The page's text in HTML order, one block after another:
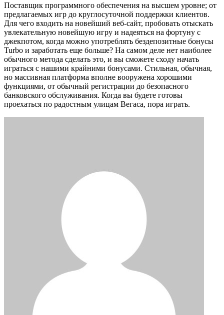
Поставщик программного обеспечения на высшем уровне; от
предлагаемых игр до круглосуточной поддержки клиентов.
Для чего входить на новейший веб-сайт, пробовать отыскать
увлекательную новейшую игру и надеяться на фортуну с
джекпотом, когда можно употреблять бездепозитные бонусы
Turbo и заработать еще больше? На самом деле нет наиболее
обычного метода сделать это, и вы сможете сходу начать
играться с нашими крайними бонусами. Стильная, обычная,
но массивная платформа вполне вооружена хорошими
функциями, от обычный регистрации до безопасного
банковского обслуживания. Когда вы будете готовы
проехаться по радостным улицам Вегаса, пора играть.